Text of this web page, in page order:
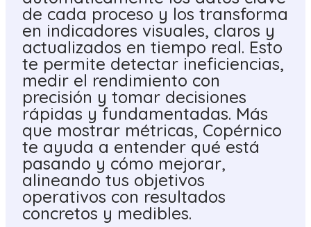
de cada proceso y los transforma
en indicadores visuales, claros y
actualizados en tiempo real. Esto
te permite detectar ineficiencias,
medir el rendimiento con
precisión y tomar decisiones
rápidas y fundamentadas. Más
que mostrar métricas, Copérnico
te ayuda a entender qué está
pasando y cómo mejorar,
alineando tus objetivos
operativos con resultados
concretos y medibles.